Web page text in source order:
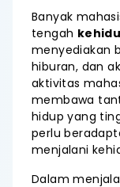
Banyak
tengah
menyediakan
hiburan, dan
aktivitas
membawa
hidup yang
perlu
menjalani
Dalam